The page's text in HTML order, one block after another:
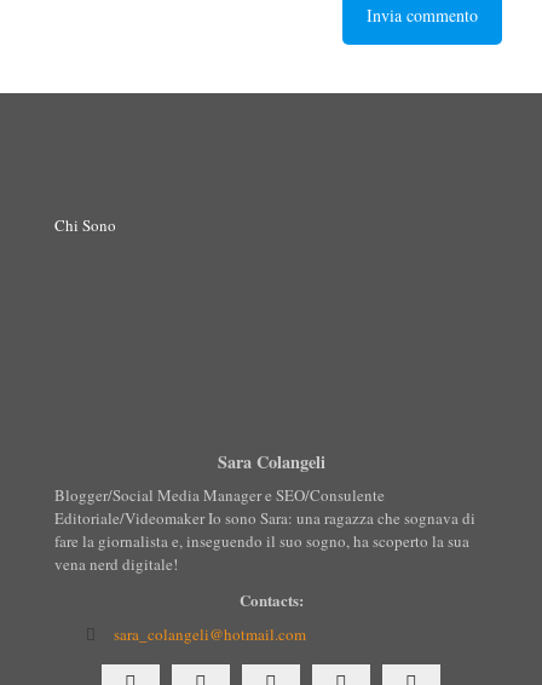
Chi Sono
Sara Colangeli
Blogger/Social Media Manager e SEO/Consulente
Editoriale/Videomaker Io sono Sara: una ragazza che sognava di
fare la giornalista e, inseguendo il suo sogno, ha scoperto la sua
vena nerd digitale!
Contacts:
sara_colangeli@hotmail.com